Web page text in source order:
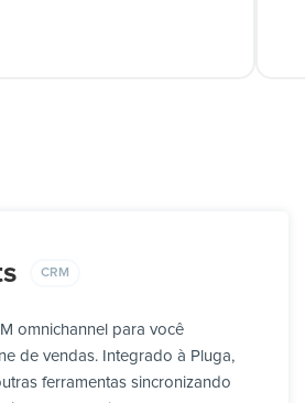
CRM
omnichannel para você
de vendas. Integrado à Pluga,
ferramentas sincronizando